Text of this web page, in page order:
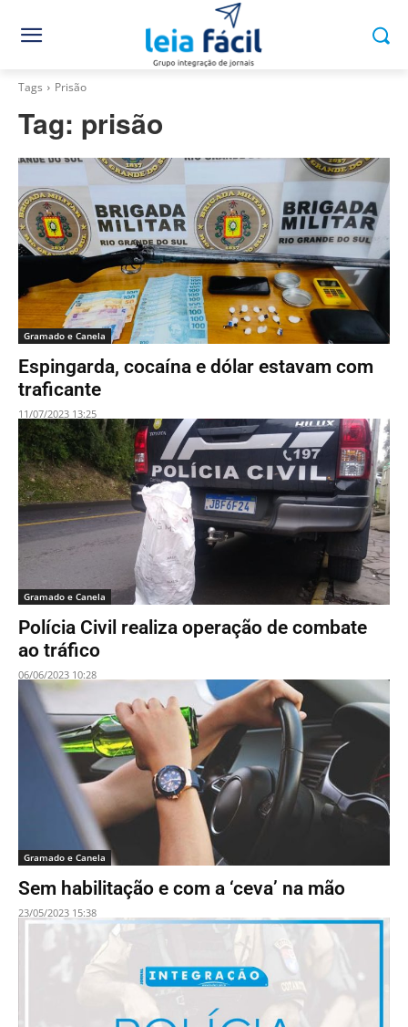
Tags Prisão
Tag: prisão
Gramado e Canela
Espingarda, cocaína e dólar estavam com
traficante
11/07/2023 13:25
Gramado e Canela
Polícia Civil realiza operação de combate
ao tráfico
06/06/2023 10:28
Gramado e Canela
Sem habilitação e com a ‘ceva’ na mão
23/05/2023 15:38